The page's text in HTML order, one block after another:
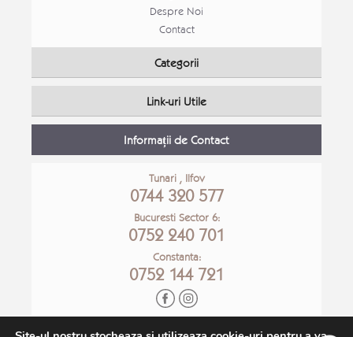
Mobila bucatarie moderna
Despre Noi
Contact
Categorii
Link-uri Utile
Informații de Contact
Tunari , Ilfov
0744 320 577
Bucuresti Sector 6:
0752 240 701
Constanta:
0752 144 721